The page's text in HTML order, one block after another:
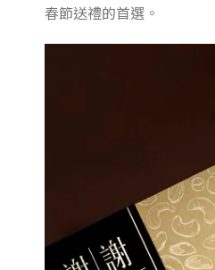
春節送禮的首選。